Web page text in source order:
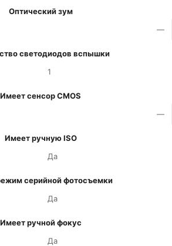
Оптический зум
—
светодиодов вспышки
1
Имеет сенсор CMOS
—
Имеет ручную ISO
Да
серийной фотосъемки
Да
Имеет ручной фокус
Да